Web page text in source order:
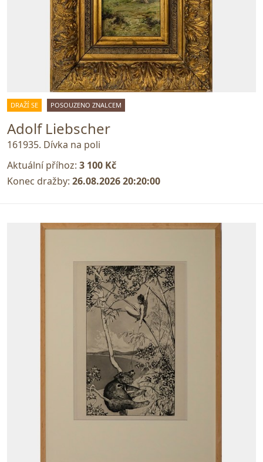
DRAŽÍ SE POSOUZENO ZNALCEM
Adolf Liebscher
161935. Dívka na poli
Aktuální příhoz: 3 100 Kč
Konec dražby: 26.08.2026 20:20:00